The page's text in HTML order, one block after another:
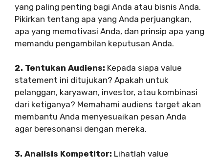
yang paling penting bagi Anda atau bisnis Anda.
Pikirkan tentang apa yang Anda perjuangkan,
apa yang memotivasi Anda, dan prinsip apa yang
memandu pengambilan keputusan Anda.
2. Tentukan Audiens: Kepada siapa value
statement ini ditujukan? Apakah untuk
pelanggan, karyawan, investor, atau kombinasi
dari ketiganya? Memahami audiens target akan
membantu Anda menyesuaikan pesan Anda
agar beresonansi dengan mereka.
3. Analisis Kompetitor: Lihatlah value